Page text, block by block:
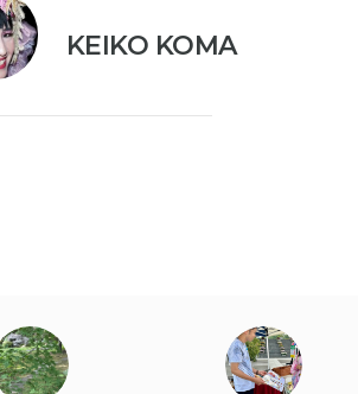
KEIKO KOMA